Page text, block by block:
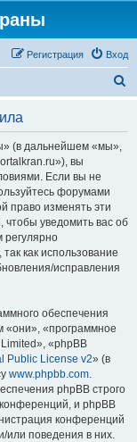
Вход
Регистрация
(в дальнейшем «мы»,
вы
Если вы не
форумами
право изменять эти
уведомить вас об
как использование
исправления
обеспечения
«они», «программное
«phpBB
Public License v2» (в
www.phpbb.com.
phpBB строго
и phpBB
конференций
или поведения в них.